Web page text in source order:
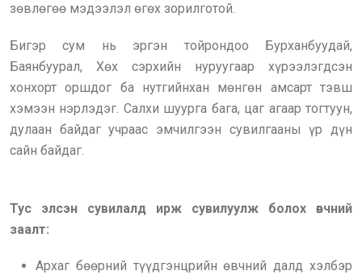
зөвлөгөө мэдээлэл өгөх зорилготой.
Бигэр сум нь эргэн тойрондоо Бурханбуудай,
Баянбуурал, Хөх сэрхийн нуруугаар хүрээлэгдсэн
хонхорт оршдог ба нутгийнхан мөнгөн амсарт тэвш
хэмээн нэрлэдэг. Салхи шуурга бага, цаг агаар тогтуун,
дулаан байдаг учраас эмчилгээн сувилгааны үр дүн
сайн байдаг.
Тус элсэн сувилалд ирж сувилуулж болох өвчний
заалт:
Архаг бөөрний түүдгэнцрийн өвчний далд хэлбэр